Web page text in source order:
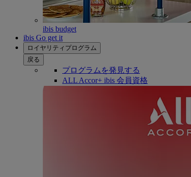
ibis budget
ibis Go get it
ロイヤリティプログラム
戻る
プログラムを発見する
ALL Accor+ ibis 会員資格